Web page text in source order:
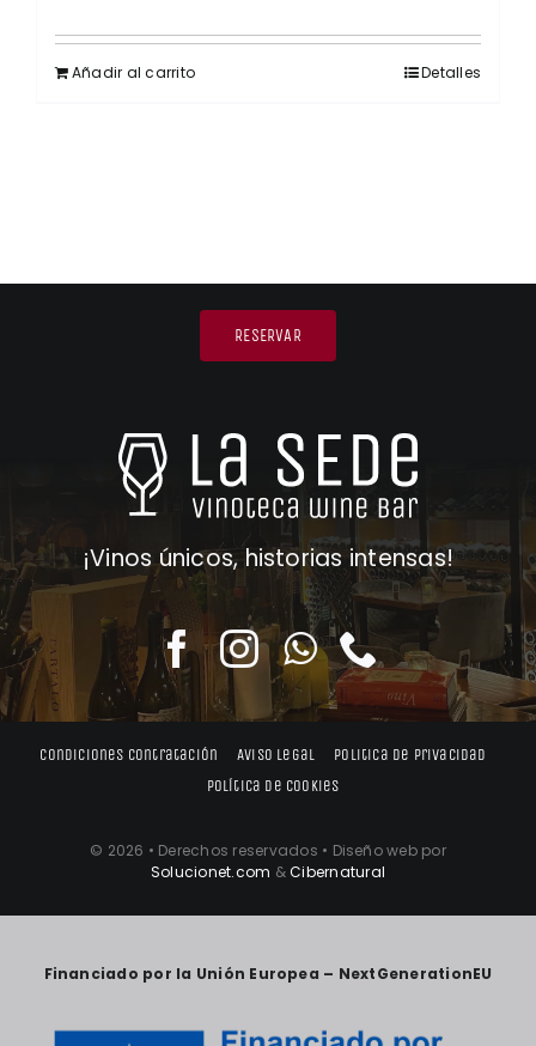
Añadir al carrito Detalles
RESERVAR
¡Vinos únicos, historias intensas!
Condiciones contratación Aviso legal
Politica de privacidad
Política de cookies
© 2026 • Derechos reservados • Diseño web por
Solucionet.com &Cibernatural
Financiado por la Unión Europea – NextGenerationEU